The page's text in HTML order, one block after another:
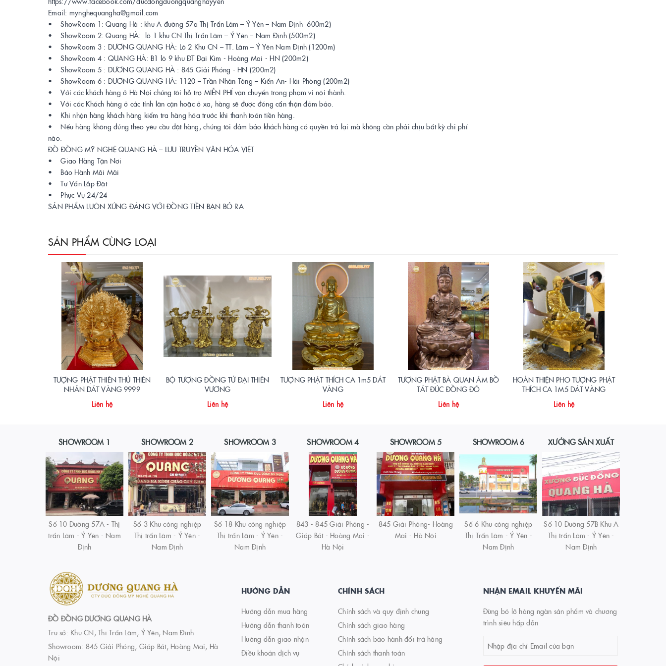
Email: mynghequangha@gmail.com
• ShowRoom 1: Quang Hà : khu A đường 57a Thị Trấn Lâm – Ý Yên – Nam Định 600m2)
• ShowRoom 2: Quang HÀ: lô 1 khu CN Thị Trấn Lâm – Ý Yên – Nam Định (500m2)
• ShowRoom 3 : DƯƠNG QUANG HÀ: Lô 2 Khu CN – TT. Lâm – Ý Yên Nam Định (1200m)
• ShowRoom 4 : QUANG HÀ: B1 lô 9 khu ĐT Đại Kim - Hoàng Mai - HN (200m2)
• ShowRoom 5 : DƯƠNG QUANG HÀ : 845 Giải Phóng - HN (200m2)
• ShowRoom 6 : DƯƠNG QUANG HÀ: 1120 – Trần Nhân Tông – Kiến An- Hải Phòng (200m2)
• Với các khách hàng ở Hà Nội chúng tôi hỗ trợ MIỄN PHÍ vận chuyển trong phạm vi nội thành.
• Với các Khách hàng ở các tỉnh lân cận hoặc ở xa, hàng sẽ được đóng cẩn thận đảm bảo.
• Khi nhận hàng khách hàng kiểm tra hàng hóa trước khi thanh toán tiền hàng.
• Nếu hàng không đúng theo yêu cầu đặt hàng, chúng tôi đảm bảo khách hàng có quyền trả lại mà không cần phải chịu bất kỳ chi phí
nào.
ĐỒ ĐỒNG MỸ NGHỆ QUANG HÀ – LƯU TRUYỀN VĂN HÓA VIỆT
• Giao Hàng Tận Nơi
• Bảo Hành Mãi Mãi
• Tư Vấn Lắp Đặt
• Phục Vụ 24/24
SẢN PHẨM LUÔN XỨNG ĐÁNG VỚI ĐỒNG TIỀN BẠN BỎ RA
SẢN PHẨM CÙNG LOẠI
TƯỢNG PHẬT THIÊN THỦ THIÊN
NHÃN DÁT VÀNG 9999
Liên hệ
BỘ TƯỢNG ĐỒNG TỨ ĐẠI THIÊN
VƯƠNG
Liên hệ
TƯỢNG PHẬT THÍCH CA 1m5 DÁT
VÀNG
Liên hệ
TƯỢNG PHẬT BÀ QUAN ÂM BỒ
TÁT ĐÚC ĐỒNG ĐỎ
Liên hệ
HOÀN THIỆN PHO TƯỢNG PHẬT
THÍCH CA 1M5 DÁT VÀNG
Liên hệ
SHOWROOM 1
Số 10 Đường 57A - Thị
trấn Lâm - Ý Yên - Nam
Định
SHOWROOM 2
Số 3 Khu công nghiệp
Thị trấn Lâm - Ý Yên -
Nam Định
SHOWROOM 3
Số 18 Khu công nghiệp
Thị trấn Lâm - Ý Yên -
Nam Định
SHOWROOM 4
843 - 845 Giải Phóng -
Giáp Bát - Hoàng Mai -
Hà Nội
SHOWROOM 5
845 Giải Phóng- Hoàng
Mai - Hà Nội
SHOWROOM 6
Số 6 Khu công nghiệp
Thị Trấn Lâm - Ý Yên -
Nam Định
XƯỞNG SẢN XUẤT
Số 10 Đường 57B Khu A
Thị trấn Lâm - Ý Yên -
Nam Định
ĐỒ ĐỒNG DƯƠNG QUANG HÀ
Trụ sở: Khu CN, Thị Trấn Lâm, Ý Yên, Nam Định
Showroom: 845 Giải Phóng, Giáp Bát, Hoàng Mai, Hà
Nội
HƯỚNG DẪN
Hướng dẫn mua hàng
Hướng dẫn thanh toán
Hướng dẫn giao nhận
Điều khoản dịch vụ
CHÍNH SÁCH
Chính sách và quy định chung
Chính sách giao hàng
Chính sách bảo hành đổi trả hàng
Chính sách thanh toán
NHẬN EMAIL KHUYẾN MÃI
Đừng bỏ lỡ hàng ngàn sản phẩm và chương
trình siêu hấp dẫn